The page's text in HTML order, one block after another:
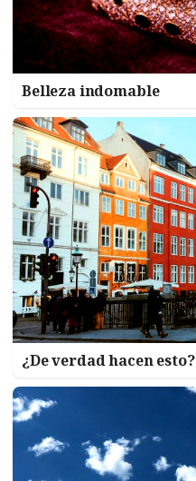
Belleza indomable
¿De verdad hacen esto?